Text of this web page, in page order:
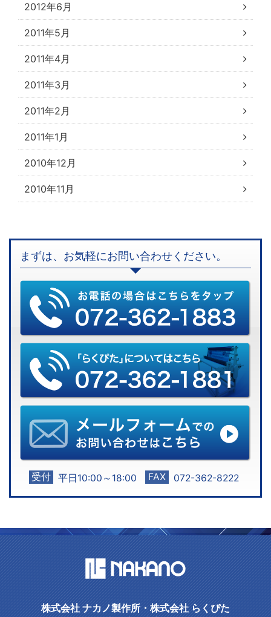
2012年6月
2011年5月
2011年4月
2011年3月
2011年2月
2011年1月
2010年12月
2010年11月
まずは、お気軽にお問い合わせください。
受付 平日10:00～18:00 FAX 072-362-8222
株式会社 ナカノ製作所・株式会社 らくぴた